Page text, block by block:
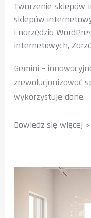
Tworzenie sklepów
sklepów
i narzędzia
internetowych,
Gemini –
zrewolucjonizować
wykorzystuje dane.
Omówienie
Czy
przyszłość
Dowiedz się więcej »